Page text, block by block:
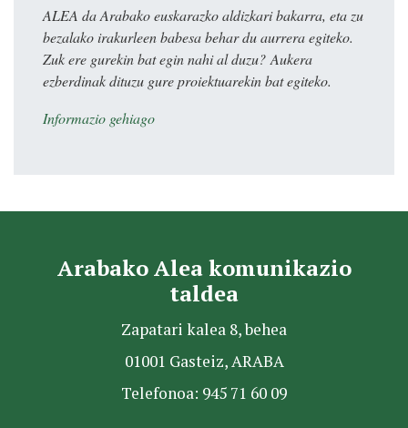
ALEA da Arabako euskarazko aldizkari bakarra, eta zu
bezalako irakurleen babesa behar du aurrera egiteko.
Zuk ere gurekin bat egin nahi al duzu? Aukera
ezberdinak dituzu gure proiektuarekin bat egiteko.
Informazio gehiago
Arabako Alea komunikazio
taldea
Zapatari kalea 8, behea
01001 Gasteiz, ARABA
Telefonoa: 945 71 60 09